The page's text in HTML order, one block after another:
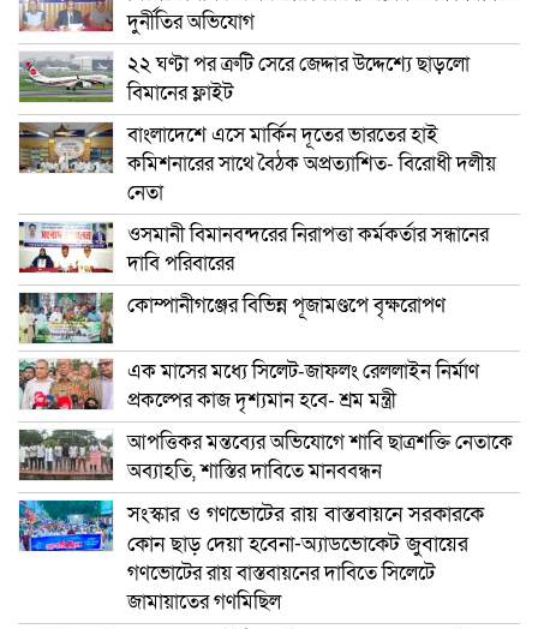
দুর্নীতির অভিযোগ
২২ ঘণ্টা পর ত্রুটি সেরে জেদ্দার উদ্দেশ্যে ছাড়লো
বিমানের ফ্লাইট
বাংলাদেশে এসে মার্কিন দূতের ভারতের হাই
কমিশনারের সাথে বৈঠক অপ্রত্যাশিত- বিরোধী দলীয়
নেতা
ওসমানী বিমানবন্দরের নিরাপত্তা কর্মকর্তার সন্ধানের
দাবি পরিবারের
কোম্পানীগঞ্জের বিভিন্ন পূজামণ্ডপে বৃক্ষরোপণ
এক মাসের মধ্যে সিলেট-জাফলং রেললাইন নির্মাণ
প্রকল্পের কাজ দৃশ্যমান হবে- শ্রম মন্ত্রী
আপত্তিকর মন্তব্যের অভিযোগে শাবি ছাত্রশক্তি নেতাকে
অব্যাহতি, শাস্তির দাবিতে মানববন্ধন
সংস্কার ও গণভোটের রায় বাস্তবায়নে সরকারকে
কোন ছাড় দেয়া হবেনা-অ্যাডভোকেট জুবায়ের
গণভোটের রায় বাস্তবায়নের দাবিতে সিলেটে
জামায়াতের গণমিছিল